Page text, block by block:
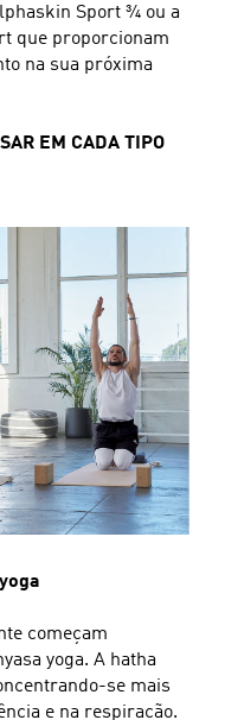
Sport ¾ ou a
que proporcionam
na sua próxima
EM CADA TIPO
começam
yoga. A hatha
se mais
e na respiração.